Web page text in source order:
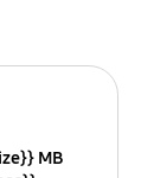
MB